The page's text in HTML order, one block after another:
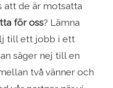
att de är motsatta
för oss? Lämna
till ett jobb i ett
säger nej till en
två vänner och